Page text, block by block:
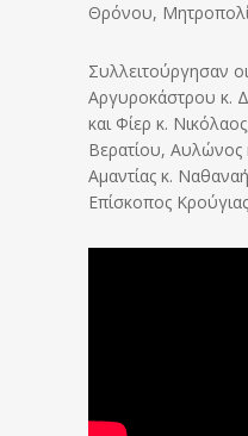
Θρόνου,
Συλλειτούργησαν
Αργυροκάστρου κ.
και Φίερ κ.
Βερατίου, Αυλώνος
Αμαντίας κ.
Επίσκοπος